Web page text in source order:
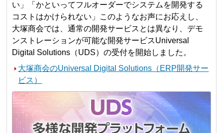
い」「かといってフルオーダーでシステムを開発する
コストはかけられない」このようなお声にお応えし、
大塚商会では、通常の開発サービスとは異なり、デモ
ンストレーションが可能な開発サービスUniversal
Digital Solutions（UDS）の受付を開始しました。
大塚商会のUniversal Digital Solutions（ERP開発サー
ビス）